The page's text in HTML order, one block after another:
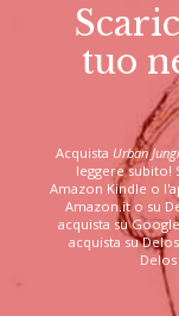
tuo
Acquista Urban
leggere subito!
Amazon Kindle o
Amazon.it o su
acquista su
acquista su